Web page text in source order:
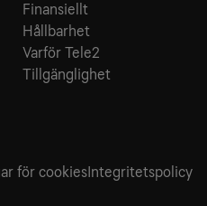
Finansiellt
Hållbarhet
Varför Tele2
Tillgänglighet
för cookiesIntegritets­policy